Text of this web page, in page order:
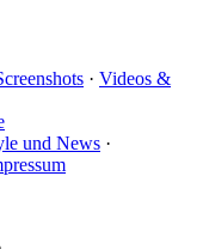
· Videos &
und News ·